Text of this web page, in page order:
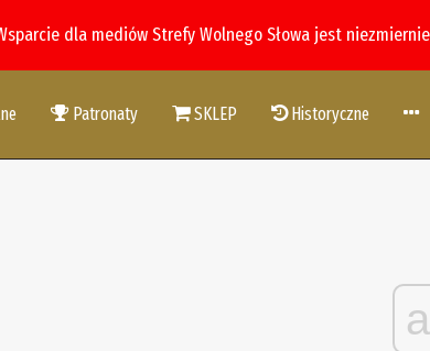
dla mediów Strefy Wolnego Słowa jest
Patronaty SKLEP Historyczne